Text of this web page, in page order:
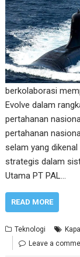
berkolaborasi
Evolve dalam
pertahanan
pertahanan
selam yang
strategis dalam
Utama PT PAL…
READ MORE
Teknologi
Leave a